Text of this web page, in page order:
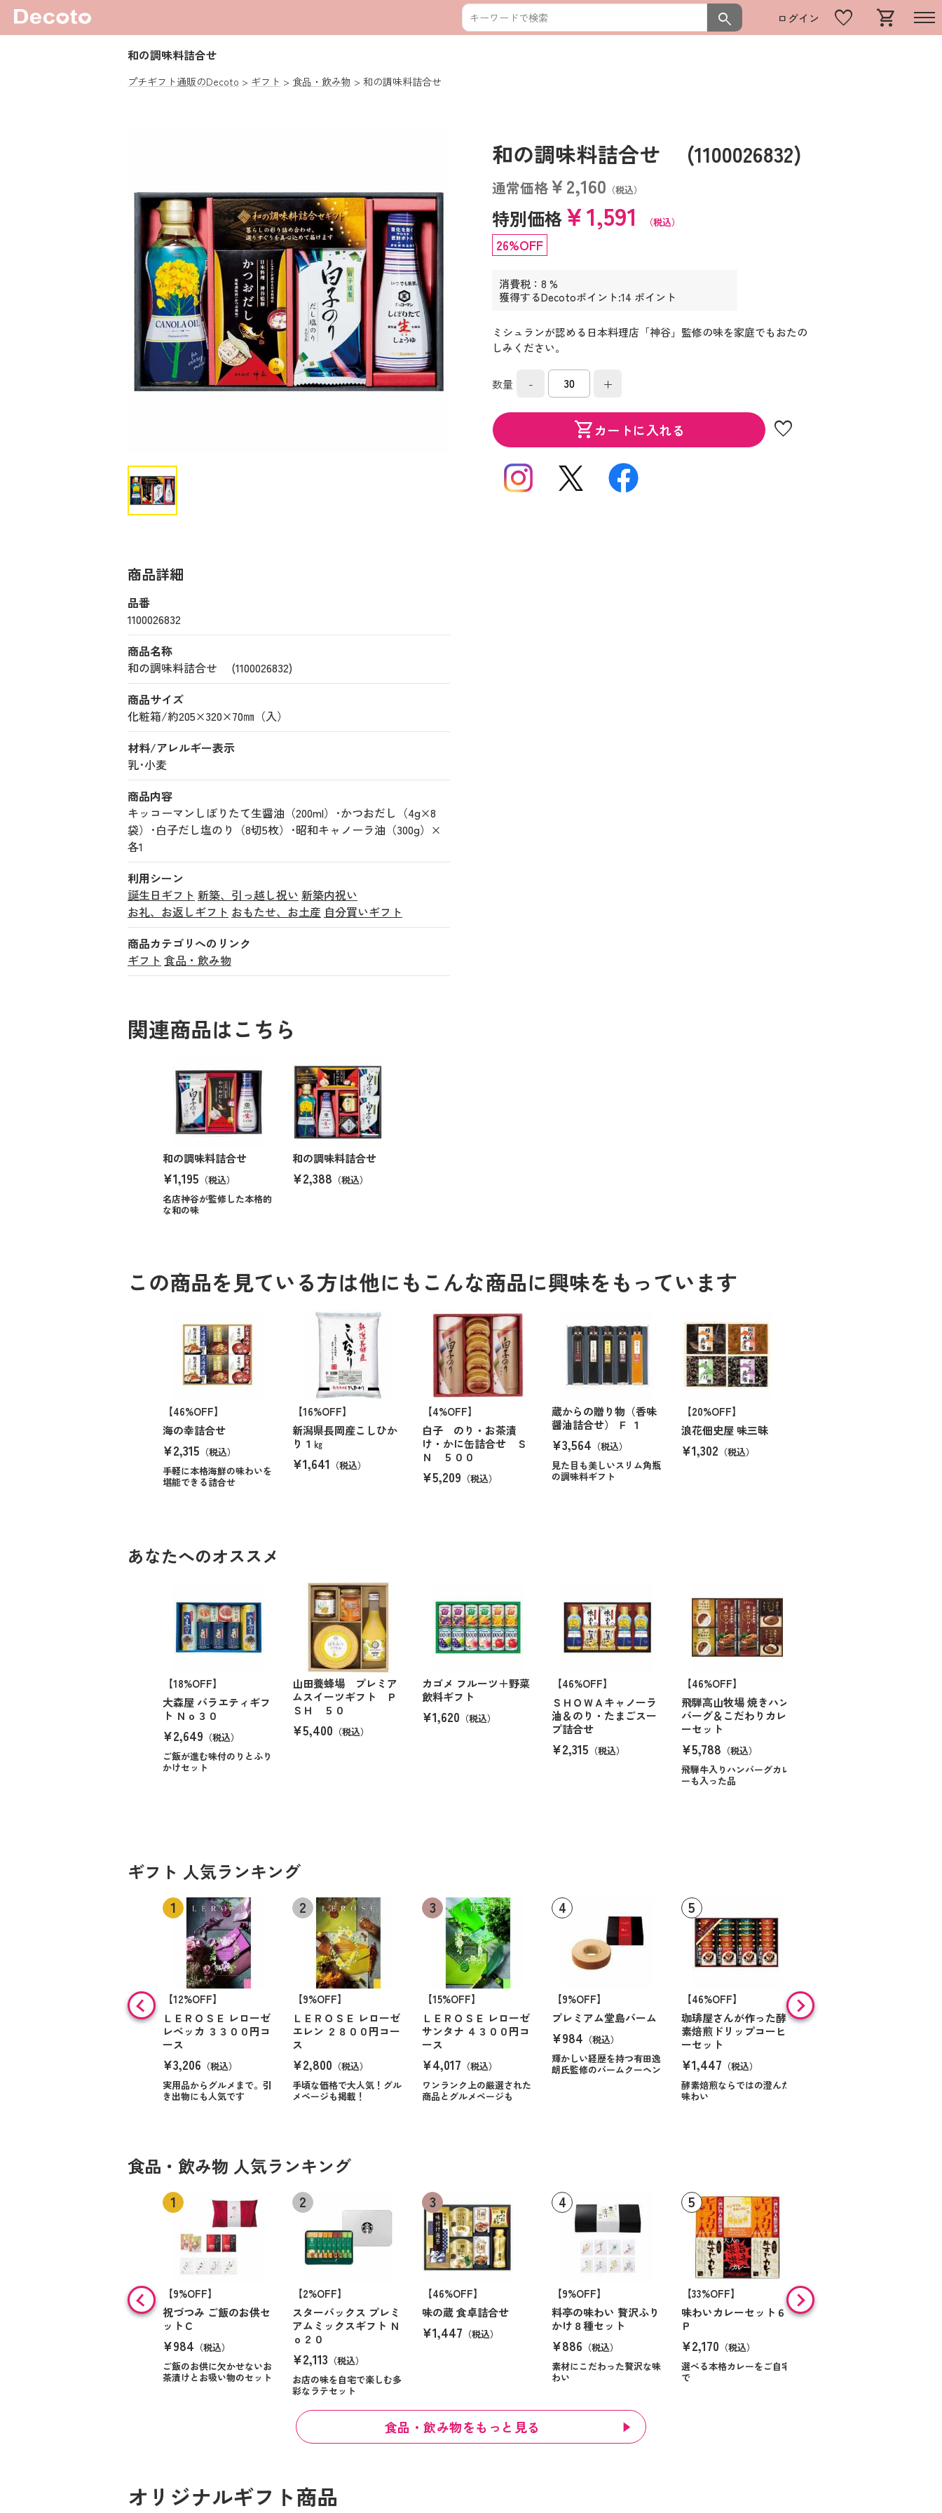
search ログイン favorite shopping_cart
和の調味料詰合せ
プチギフト通販のDecoto ギフト 食品・飲み物 和の調味料詰合せ
和の調味料詰合せ (1100026832)
通常価格￥2,160 （税込）
特別価格￥1,591 （税込）
26%OFF
消費税：8 %
獲得するDecotoポイント:14 ポイント
ミシュランが認める日本料理店「神谷」監修の味を家庭でもおたの
しみください。
数量 - +
shopping_cartカートに入れる favorite
商品詳細
品番
1100026832
商品名称
和の調味料詰合せ (1100026832)
商品サイズ
化粧箱/約205×320×70㎜（入）
材料/アレルギー表示
乳･小麦
商品内容
キッコーマンしぼりたて生醤油（200ml）･かつおだし（4g×8
袋）･白子だし塩のり（8切5枚）･昭和キャノーラ油（300g）×
各1
利用シーン
誕生日ギフト 新築、引っ越し祝い 新築内祝い
お礼、お返しギフト おもたせ、お土産 自分買いギフト
商品カテゴリへのリンク
ギフト 食品・飲み物
関連商品はこちら
和の調味料詰合せ
¥1,195 （税込）
名店神谷が監修した本格的
な和の味
和の調味料詰合せ
¥2,388 （税込）
この商品を見ている方は他にもこんな商品に興味をもっています
【46%OFF】
海の幸詰合せ
¥2,315 （税込）
手軽に本格海鮮の味わいを
堪能できる詰合せ
【16%OFF】
新潟県長岡産こしひか
り１㎏
¥1,641 （税込）
【4%OFF】
白子 のり・お茶漬
け・かに缶詰合せ Ｓ
Ｎ ５００
¥5,209 （税込）
蔵からの贈り物（香味
醤油詰合せ） Ｆ １
¥3,564 （税込）
見た目も美しいスリム角瓶
の調味料ギフト
【20%OFF】
浪花佃史屋 味三昧
¥1,302 （税込）
あなたへのオススメ
【18%OFF】
大森屋 バラエティギフ
ト Ｎｏ３０
¥2,649 （税込）
ご飯が進む味付のりとふり
かけセット
山田養蜂場 プレミア
ムスイーツギフト Ｐ
ＳＨ ５０
¥5,400 （税込）
カゴメ フルーツ＋野菜
飲料ギフト
¥1,620 （税込）
【46%OFF】
ＳＨＯＷＡキャノーラ
油＆のり・たまごスー
プ詰合せ
¥2,315 （税込）
【46%OFF】
飛騨高山牧場 焼きハン
バーグ＆こだわりカレ
ーセット
¥5,788 （税込）
飛騨牛入りハンバーグカレ
ーも入った品
ギフト 人気ランキング
【12%OFF】
ＬＥＲＯＳＥ レローゼ
レベッカ ３３００円コ
ース
¥3,206 （税込）
実用品からグルメまで。引
き出物にも人気です
【9%OFF】
ＬＥＲＯＳＥ レローゼ
エレン ２８００円コー
ス
¥2,800 （税込）
手頃な価格で大人気！グル
メページも掲載！
【15%OFF】
ＬＥＲＯＳＥ レローゼ
サンタナ ４３００円コ
ース
¥4,017 （税込）
ワンランク上の厳選された
商品とグルメページも
【9%OFF】
プレミアム堂島バーム
¥984 （税込）
輝かしい経歴を持つ有田逸
朗氏監修のバームクーヘン
【46%OFF】
珈琲屋さんが作った酵
素焙煎ドリップコーヒ
ーセット
¥1,447 （税込）
酵素焙煎ならではの澄んだ
味わい
【9%OFF】
アラン・ド・パリ ショ
食品・飲み物 人気ランキング
【9%OFF】
祝づつみ ご飯のお供セ
ットＣ
¥984 （税込）
ご飯のお供に欠かせないお
茶漬けとお吸い物のセット
【2%OFF】
スターバックス プレミ
アムミックスギフト Ｎ
ｏ２０
¥2,113 （税込）
お店の味を自宅で楽しむ多
彩なラテセット
【46%OFF】
味の蔵 食卓詰合せ
¥1,447 （税込）
【9%OFF】
料亭の味わい 贅沢ふり
かけ８種セット
¥886 （税込）
素材にこだわった贅沢な味
わい
【33%OFF】
味わいカレーセット６
Ｐ
¥2,170 （税込）
選べる本格カレーをご自宅
で
【9%OFF】
味の素 「クノールＲ」
食品・飲み物をもっと見る
オリジナルギフト商品